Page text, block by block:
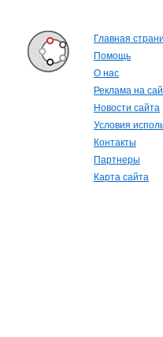
Главная
Помощь
О нас
Реклама на
Новости сайта
Условия
Контакты
Партнеры
Карта сайта